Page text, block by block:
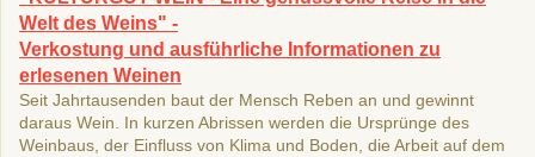
Welt des Weins" -
Verkostung und ausführliche Informationen zu
erlesenen Weinen
Seit Jahrtausenden baut der Mensch Reben an und gewinnt
daraus Wein. In kurzen Abrissen werden die Ursprünge des
Weinbaus, der Einfluss von Klima und Boden, die Arbeit auf dem